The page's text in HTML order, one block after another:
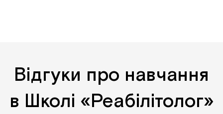
Відгуки про навчання
в Школі «Реабілітолог»